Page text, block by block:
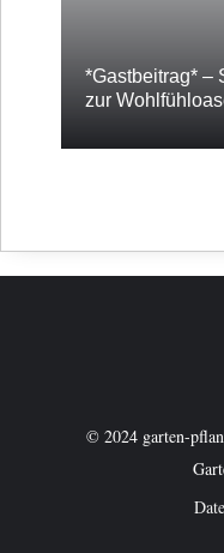
*Gastbeitrag* –
zur
© 2024 garten-